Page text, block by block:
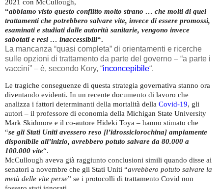
2021 con McCullough,
“abbiamo visto questo conflitto molto strano … che molti di quei
trattamenti che potrebbero salvare vite, invece di essere promossi,
esaminati e studiati dalle autorità sanitarie, vengono invece
sabotati e resi … inaccessibili“.
La mancanza “quasi completa” di orientamenti e ricerche
sulle opzioni di trattamento da parte del governo – “a parte i
vaccini” – è, secondo Kory, “inconcepibile“.
Le tragiche conseguenze di questa strategia governativa stanno ora
diventando evidenti. In un recente documento di lavoro che
analizza i fattori determinanti della mortalità della Covid-19, gli
autori – il professore di economia della Michigan State University
Mark Skidmore e il co-autore Hideki Toya – hanno stimato che
“se gli Stati Uniti avessero reso [l’idrossiclorochina] ampiamente
disponibile all’inizio, avrebbero potuto salvare da 80.000 a
100.000 vite“.
McCullough aveva già raggiunto conclusioni simili quando disse ai
senatori a novembre che gli Stati Uniti “avrebbero potuto salvare la
metà delle vite perse” se i protocolli di trattamento Covid non